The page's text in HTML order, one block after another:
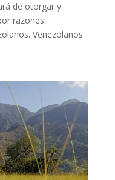
de otorgar y
razones
Venezolanos